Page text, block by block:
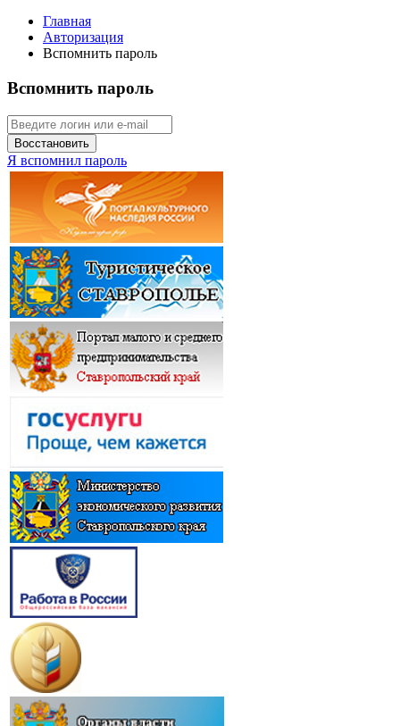
Главная
Авторизация
Вспомнить пароль
Вспомнить пароль
Восстановить
Я вспомнил пароль